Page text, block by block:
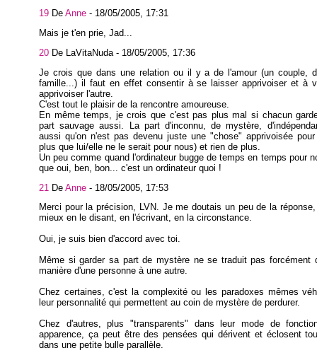
19 De Anne - 18/05/2005, 17:31
Mais je t'en prie, Jad...
20 De LaVitaNuda - 18/05/2005, 17:36
Je crois que dans une relation ou il y a de l'amour (un couple,
famille...) il faut en effet consentir à se laisser apprivoiser et à
apprivoiser l'autre.
C'est tout le plaisir de la rencontre amoureuse.
En même temps, je crois que c'est pas plus mal si chacun
part sauvage aussi. La part d'inconnu, de mystère,
aussi qu'on n'est pas devenu juste une "chose" apprivoisée
plus que lui/elle ne le serait pour nous) et rien de plus.
Un peu comme quand l'ordinateur bugge de temps en temps pour
que oui, ben, bon... c'est un ordinateur quoi !
21 De Anne - 18/05/2005, 17:53
Merci pour la précision, LVN. Je me doutais un peu de la
mieux en le disant, en l'écrivant, en la circonstance.
Oui, je suis bien d'accord avec toi.
Même si garder sa part de mystère ne se traduit pas forcément
manière d'une personne à une autre.
Chez certaines, c'est la complexité ou les paradoxes mêmes
leur personnalité qui permettent au coin de mystère de perdurer.
Chez d'autres, plus "transparents" dans leur mode de
apparence, ça peut être des pensées qui dérivent et éclosent
dans une petite bulle parallèle.